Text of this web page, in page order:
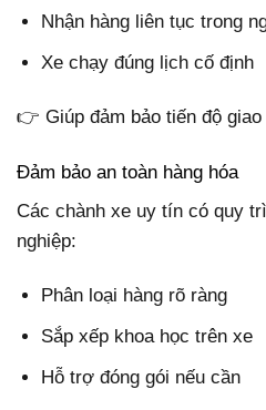
Nhận hàng liên tục trong
Xe chạy đúng lịch cố định
👉 Giúp đảm bảo tiến độ giao
Đảm bảo an toàn hàng hóa
Các chành xe uy tín có quy
nghiệp:
Phân loại hàng rõ ràng
Sắp xếp khoa học trên xe
Hỗ trợ đóng gói nếu cần